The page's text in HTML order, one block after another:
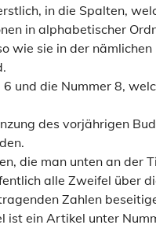
in die Spalten,
in alphabetischer
wie sie in der
6 und die Nummer 8,
des vorjährigen
die man unten an der
alle Zweifel über
Zahlen
ist ein Artikel unter